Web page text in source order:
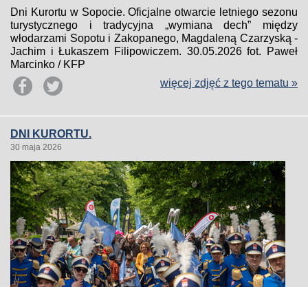
Dni Kurortu w Sopocie. Oficjalne otwarcie letniego sezonu
turystycznego i tradycyjna „wymiana dech” między
włodarzami Sopotu i Zakopanego, Magdaleną Czarzyską -
Jachim i Łukaszem Filipowiczem. 30.05.2026 fot. Paweł
Marcinko / KFP
więcej zdjęć z tego tematu »
DNI KURORTU.
30 maja 2026